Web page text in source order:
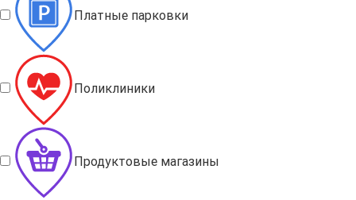
Платные парковки
Поликлиники
Продуктовые магазины